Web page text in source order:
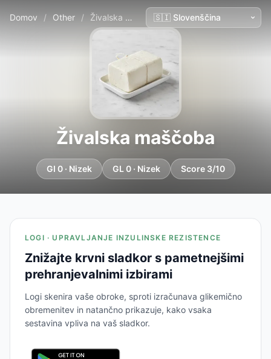
Domov / Other / Živalska maščoba
Živalska maščoba
GI 0 · Nizek GL 0 · Nizek Score 3/10
LOGI · UPRAVLJANJE INZULINSKE REZISTENCE
Znižajte krvni sladkor s pametnejšimi
prehranjevalnimi izbirami
Logi skenira vaše obroke, sproti izračunava glikemično
obremenitev in natančno prikazuje, kako vsaka
sestavina vpliva na vaš sladkor.